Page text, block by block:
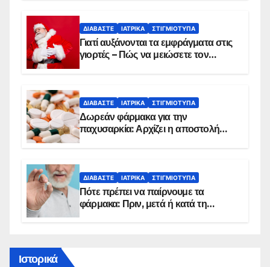
ΔΙΑΒΆΣΤΕ ΙΑΤΡΙΚΆ ΣΤΙΓΜΙΌΤΥΠΑ
Γιατί αυξάνονται τα εμφράγματα στις
γιορτές – Πώς να μειώσετε τον
ΔΙΑΒΆΣΤΕ ΙΑΤΡΙΚΆ ΣΤΙΓΜΙΌΤΥΠΑ
Δωρεάν φάρμακα για την
παχυσαρκία: Αρχίζει η αποστολή
ΔΙΑΒΆΣΤΕ ΙΑΤΡΙΚΆ ΣΤΙΓΜΙΌΤΥΠΑ
Πότε πρέπει να παίρνουμε τα
φάρμακα: Πριν, μετά ή κατά τη
Ιστορικά